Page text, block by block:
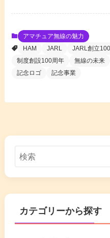
アマチュア無線の魅力
HAM
JARL JARL創立
制度創設100周年
無線の未来
記念ロゴ
記念事業
カテゴリーから探す